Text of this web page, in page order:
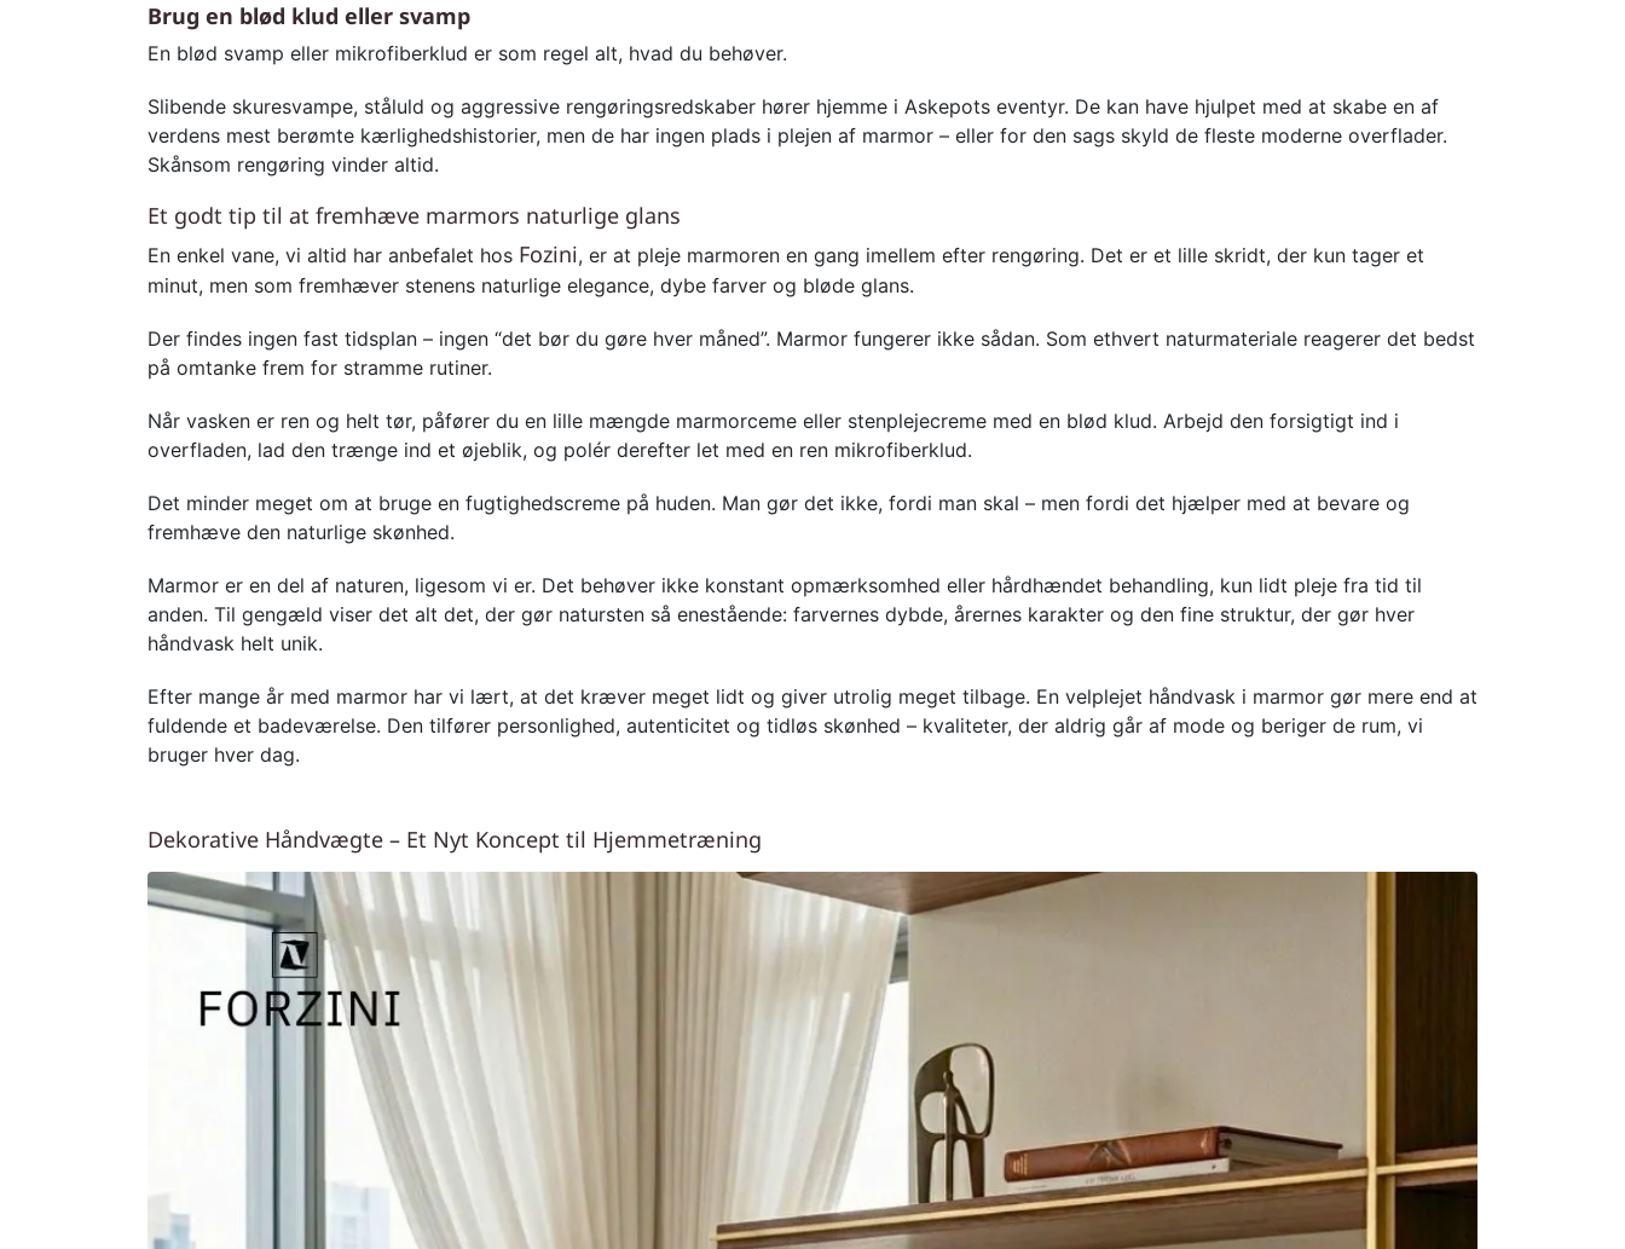
Brug en blød klud eller svamp
En blød svamp eller mikrofiberklud er som regel alt, hvad du behøver.
Slibende skuresvampe, ståluld og aggressive rengøringsredskaber hører hjemme i Askepots eventyr. De kan have hjulpet med at skabe en af
verdens mest berømte kærlighedshistorier, men de har ingen plads i plejen af marmor – eller for den sags skyld de fleste moderne overflader.
Skånsom rengøring vinder altid.
Et godt tip til at fremhæve marmors naturlige glans
En enkel vane, vi altid har anbefalet hos Fozini, er at pleje marmoren en gang imellem efter rengøring. Det er et lille skridt, der kun tager et
minut, men som fremhæver stenens naturlige elegance, dybe farver og bløde glans.
Der findes ingen fast tidsplan – ingen “det bør du gøre hver måned”. Marmor fungerer ikke sådan. Som ethvert naturmateriale reagerer det bedst
på omtanke frem for stramme rutiner.
Når vasken er ren og helt tør, påfører du en lille mængde marmorceme eller stenplejecreme med en blød klud. Arbejd den forsigtigt ind i
overfladen, lad den trænge ind et øjeblik, og polér derefter let med en ren mikrofiberklud.
Det minder meget om at bruge en fugtighedscreme på huden. Man gør det ikke, fordi man skal – men fordi det hjælper med at bevare og
fremhæve den naturlige skønhed.
Marmor er en del af naturen, ligesom vi er. Det behøver ikke konstant opmærksomhed eller hårdhændet behandling, kun lidt pleje fra tid til
anden. Til gengæld viser det alt det, der gør natursten så enestående: farvernes dybde, årernes karakter og den fine struktur, der gør hver
håndvask helt unik.
Efter mange år med marmor har vi lært, at det kræver meget lidt og giver utrolig meget tilbage. En velplejet håndvask i marmor gør mere end at
fuldende et badeværelse. Den tilfører personlighed, autenticitet og tidløs skønhed – kvaliteter, der aldrig går af mode og beriger de rum, vi
bruger hver dag.
Dekorative Håndvægte – Et Nyt Koncept til Hjemmetræning